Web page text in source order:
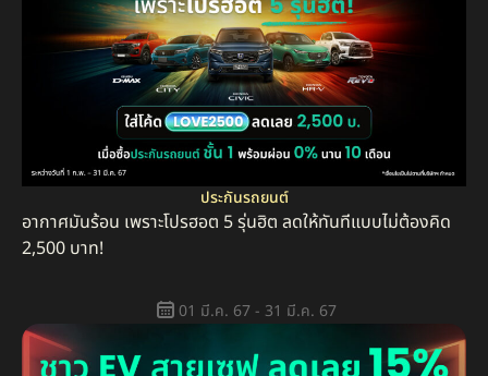
ประกันรถยนต์
อากาศมันร้อน เพราะโปรฮอต 5 รุ่นฮิต ลดให้ทันทีแบบไม่ต้องคิด
2,500 บาท!
01 มี.ค. 67 - 31 มี.ค. 67